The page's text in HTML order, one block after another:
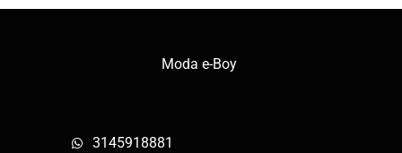
Moda e-Boy
3145918881